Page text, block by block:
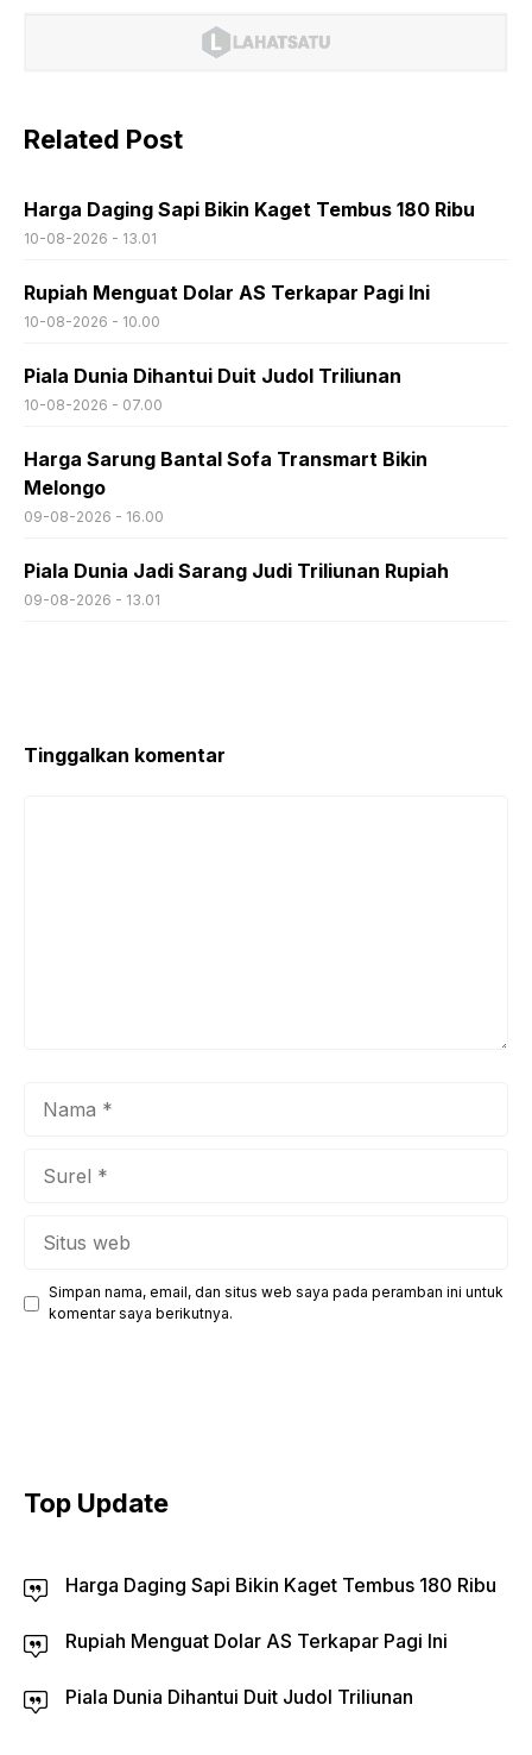
Related Post
Harga Daging Sapi Bikin Kaget Tembus 180 Ribu
10-08-2026 - 13.01
Rupiah Menguat Dolar AS Terkapar Pagi Ini
10-08-2026 - 10.00
Piala Dunia Dihantui Duit Judol Triliunan
10-08-2026 - 07.00
Harga Sarung Bantal Sofa Transmart Bikin
Melongo
09-08-2026 - 16.00
Piala Dunia Jadi Sarang Judi Triliunan Rupiah
09-08-2026 - 13.01
Tinggalkan komentar
Simpan nama, email, dan situs web saya pada peramban ini untuk
komentar saya berikutnya.
Top Update
Harga Daging Sapi Bikin Kaget Tembus 180 Ribu
Rupiah Menguat Dolar AS Terkapar Pagi Ini
Piala Dunia Dihantui Duit Judol Triliunan